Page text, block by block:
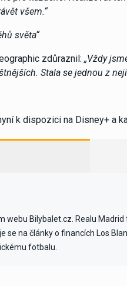
všem.“
světa“
zdůraznil: „Vždy
Stala se jednou z
k dispozici na Disney+ a
webu Bilybalet.cz. Realu
se na články o financích Los
fotbalu.